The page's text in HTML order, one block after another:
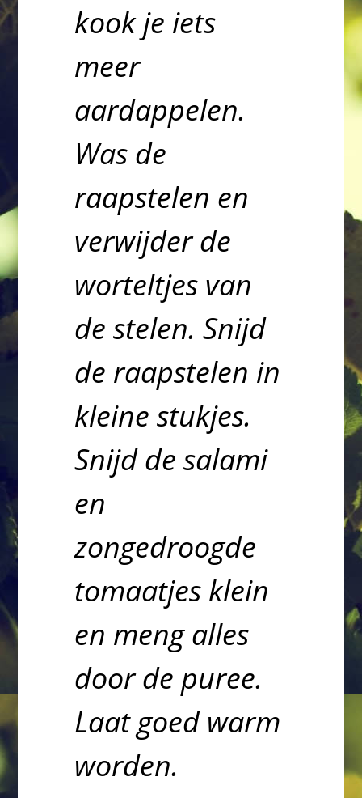
kook je iets
meer
aardappelen.
Was de
raapstelen en
verwijder de
worteltjes van
de stelen. Snijd
de raapstelen in
kleine stukjes.
Snijd de salami
en
zongedroogde
tomaatjes klein
en meng alles
door de puree.
Laat goed warm
worden.